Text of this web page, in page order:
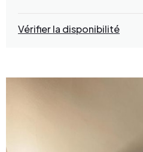
Vérifier la disponibilité